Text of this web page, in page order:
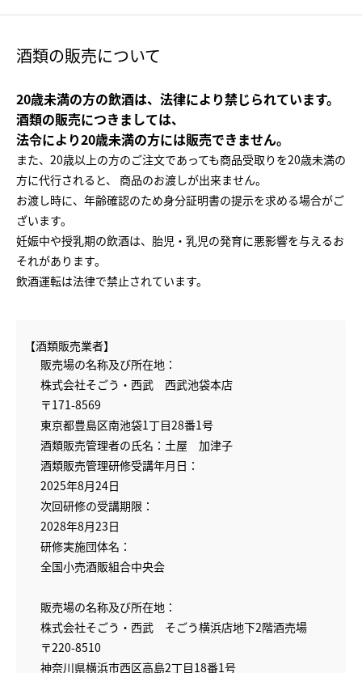
酒類の販売について
20歳未満の方の飲酒は、法律により禁じられています。
酒類の販売につきましては、
法令により20歳未満の方には販売できません。
また、20歳以上の方のご注文であっても商品受取りを20歳未満の
方に代行されると、
商品のお渡しが出来ません。
お渡し時に、年齢確認のため身分証明書の提示を求める場合がご
ざいます。
妊娠中や授乳期の飲酒は、胎児・乳児の発育に悪影響を与えるお
それがあります。
飲酒運転は法律で禁止されています。
【酒類販売業者】
販売場の名称及び所在地：
株式会社そごう・西武 西武池袋本店
〒171-8569
東京都豊島区南池袋1丁目28番1号
酒類販売管理者の氏名：土屋 加津子
酒類販売管理研修受講年月日：
2025年8月24日
次回研修の受講期限：
2028年8月23日
研修実施団体名：
全国小売酒販組合中央会
販売場の名称及び所在地：
株式会社そごう・西武 そごう横浜店地下2階酒売場
〒220-8510
神奈川県横浜市西区高島2丁目18番1号